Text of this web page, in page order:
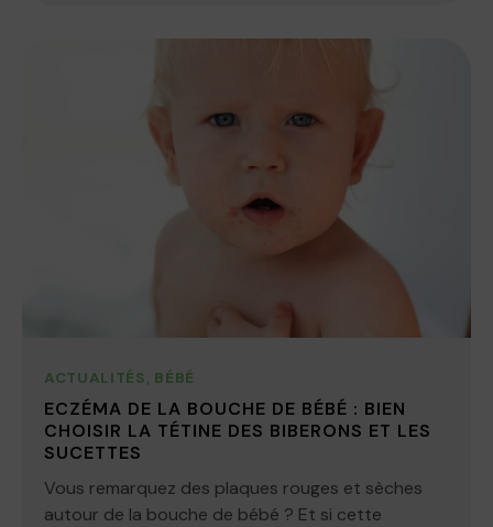
ACTUALITÉS, BÉBÉ
ECZÉMA DE LA BOUCHE DE BÉBÉ : BIEN
CHOISIR LA TÉTINE DES BIBERONS ET LES
SUCETTES
Vous remarquez des plaques rouges et sèches
autour de la bouche de bébé ? Et si cette